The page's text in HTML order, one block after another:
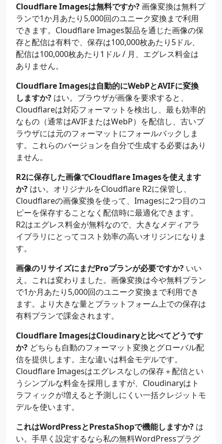
Cloudflare Imagesは無料ですか?画像変換は無料プ
ランで1か月あたり5,000回のユニーク変換まで利用
できます。Cloudflare Images製品を通じた画像の保
存と配信は有料で、保存は100,000枚あたり5ドル、
配信は100,000枚あたり1ドル / 月、エグレス料金は
ありません。
Cloudflare Imagesは自動的にWebPとAVIFに変換
しますか? はい。ブラウザが画像を要求すると、
Cloudflareは対応フォーマットを検出し、最も効率的
なもの（通常はAVIFまたはWebP）を配信し、古いブ
ラウザには元のフォーマットにフォールバックしま
す。これらのバージョンを自分で生成する必要はあり
ません。
R2に保存した画像でCloudflare Imagesを使えます
か? はい。オリジナルをCloudflare R2に保管し、
Cloudflareの画像変換を使って、Imagesに2つ目のコ
ピーを保存することなく配信時に最適化できます。
R2はエグレス料金が無料なので、大きなメディアラ
イブラリにとってコスト効率の高いオリジンになりま
す。
画像のリサイズにまだProプランが必要ですか? いい
え。これは変わりました。画像変換は今や無料プラン
で1か月あたり5,000回のユニーク変換まで利用でき
ます。より大きな量とプラットフォーム上での保存は
有料プランで課金されます。
Cloudflare ImagesはCloudinaryと比べてどうです
か? どちらも自動のフォーマット変換とグローバル配
信を提供します。主な違いは料金モデルです。
Cloudflare Imagesはエグレスなしの保存＋配信とい
うシンプルな料金を採用しますが、Cloudinaryはト
ラフィックが増えると予測しにくい一括クレジットモ
デルを使います。
これはWordPressとPrestaShopで機能しますか? は
い。手早く設定するなら私の無料WordPressプラグ